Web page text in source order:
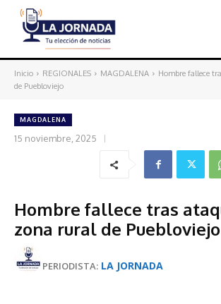
Inicio REGIONALES MAGDALENA
Hombre fallece
de Puebloviejo
MAGDALENA
15 noviembre, 2025
Hombre fallece tras
zona rural de Puebloviejo
PERIODISTA: LA JORNADA